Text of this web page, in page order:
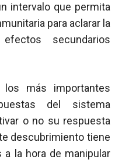
intervalo que permita
para aclarar la
secundarios
más importantes
del sistema
o no su respuesta
descubrimiento tiene
la hora de manipular